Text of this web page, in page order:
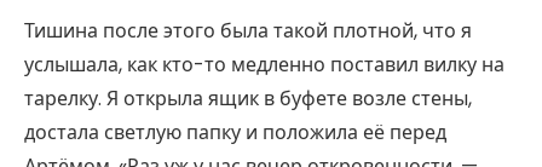
Тишина после этого была такой плотной, что я
услышала, как кто-то медленно поставил вилку на
тарелку. Я открыла ящик в буфете возле стены,
достала светлую папку и положила её перед